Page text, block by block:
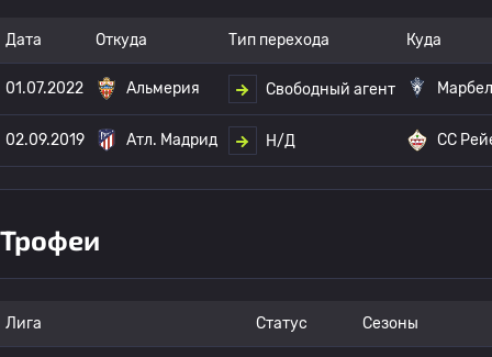
Дата Откуда Тип перехода Куда
01.07.2022 Альмерия Свободный агент
02.09.2019 Атл. Мадрид Н/Д СС
Трофеи
Лига Статус Сезоны